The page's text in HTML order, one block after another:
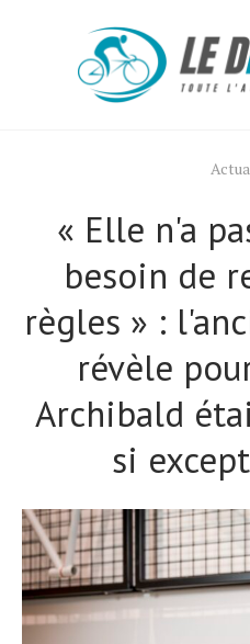
« Elle n'a
besoin de
règles » :
révèle
Archibald
si